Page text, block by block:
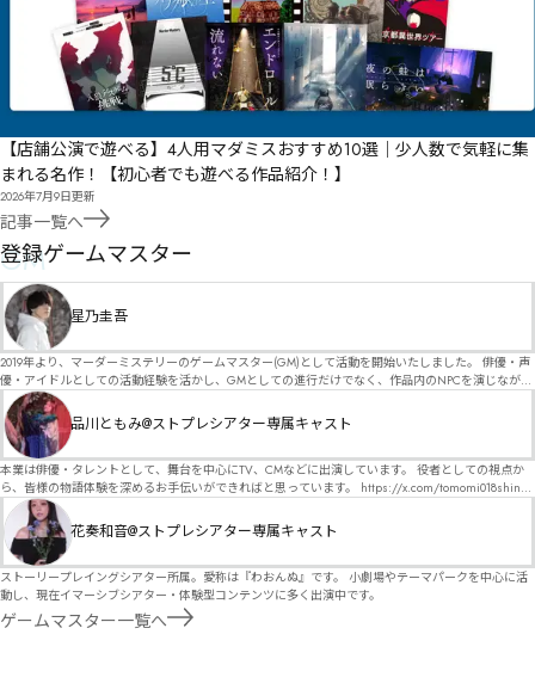
【店舗公演で遊べる】4人用マダミスおすすめ10選｜少人数で気軽に集
まれる名作！【初心者でも遊べる作品紹介！】
2026年7月9日更新
記事一覧へ
GM
登録ゲームマスター
星乃圭吾
2019年より、マーダーミステリーのゲームマスター(GM)として活動を開始いたしました。 俳優・声
優・アイドルとしての活動経験を活かし、GMとしての進行だけでなく、作品内のNPCを演じなが
ら、お客様に物語の世界へ入り込んでいただくような演出・サービスを得意としています。 自分自
身でも作品制作を行っているので、作家さんが作品に込めた想いや意図を大切にしながら、その作
品の魅力をお客様に届けられるような公演を心がけています。 参加してくださる皆様がどんなエン
ディングを迎えるのか、どんな物語が生まれるのかを想像しながら、公演を進めていく時間が本当
に大好きです！ 対応可能作品は、オフライン（対面）作品のみとなります。 得意分野をひとつ挙げ
るなら恋愛もの（恋愛要素を含むシナリオ）ですが、ファンタジー、デスゲーム、青春ものなど、
ジャンルを問わず幅広く対応可能です！お任せください！ 《所属団体・店舗》 ★ Lanbelysma -ラン
ビリズマ- (代表・制作・GM) ★ ストーリープレイングシアター (GM) ★ フィネガンズ ウェイク
(GM)
品川ともみ@ストプレシアター専属キャスト
本業は俳優・タレントとして、舞台を中心にTV、CMなどに出演しています。 役者としての視点か
ら、皆様の物語体験を深めるお手伝いができればと思っています。 https://x.com/tomomi018shin?
s=11 活動内容はSNSにて投稿しています。 SPT所属。 ストーリープレイングシアター「星詠みの
標」にてGMデビュー。 ボードゲーム×体感型演劇 イマーシブカフェ「コアクト」(不定期開催)出
演中。
花奏和音@ストプレシアター専属キャスト
ストーリープレイングシアター所属。愛称は『わおんぬ』です。 小劇場やテーマパークを中心に活
動し、現在イマーシブシアター・体験型コンテンツに多く出演中です。
ゲームマスター一覧へ